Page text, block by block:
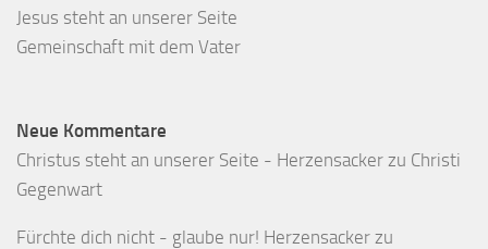
Jesus steht an unserer Seite
Gemeinschaft mit dem Vater
Neue Kommentare
Christus steht an unserer Seite - Herzensacker zu Christi
Gegenwart
Fürchte dich nicht - glaube nur! Herzensacker zu